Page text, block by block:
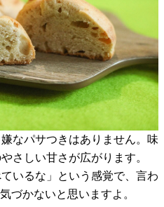
なパサつきはありません。味
さしい甘さが広がります。
いるな」という感覚で、言わ
づかないと思いますよ。